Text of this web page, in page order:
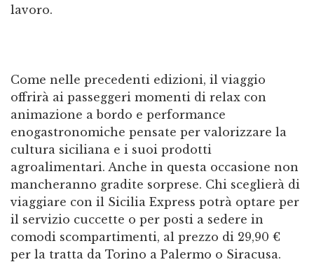
lavoro.
Come nelle precedenti edizioni, il viaggio
offrirà ai passeggeri momenti di relax con
animazione a bordo e performance
enogastronomiche pensate per valorizzare la
cultura siciliana e i suoi prodotti
agroalimentari. Anche in questa occasione non
mancheranno gradite sorprese. Chi sceglierà di
viaggiare con il Sicilia Express potrà optare per
il servizio cuccette o per posti a sedere in
comodi scompartimenti, al prezzo di 29,90 €
per la tratta da Torino a Palermo o Siracusa.